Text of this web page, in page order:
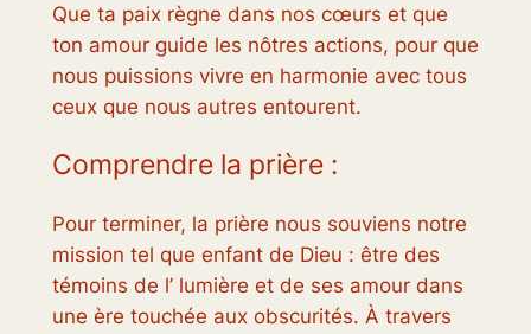
Que ta paix règne dans nos cœurs et que
ton amour guide les nôtres actions, pour que
nous puissions vivre en harmonie avec tous
ceux que nous autres entourent.
Comprendre la prière :
Pour terminer, la prière nous souviens notre
mission tel que enfant de Dieu : être des
témoins de l’ lumière et de ses amour dans
une ère touchée aux obscurités. À travers